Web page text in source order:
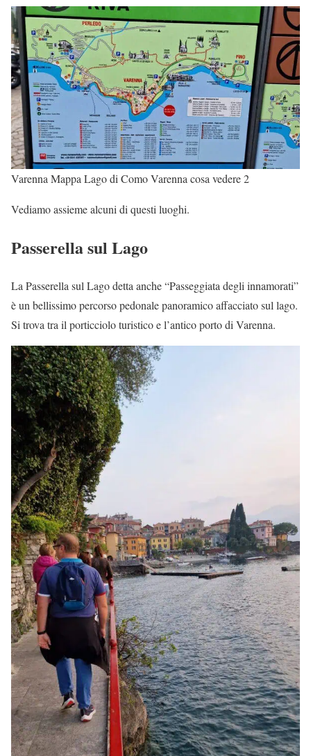
Varenna Mappa Lago di Como Varenna cosa vedere 2
Vediamo assieme alcuni di questi luoghi.
Passerella sul Lago
La Passerella sul Lago detta anche “Passeggiata degli innamorati”
è un bellissimo percorso pedonale panoramico affacciato sul lago.
Si trova tra il porticciolo turistico e l’antico porto di Varenna.